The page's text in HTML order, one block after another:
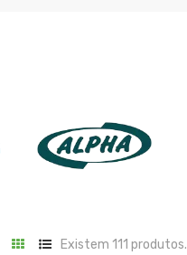
Existem 111 produtos.